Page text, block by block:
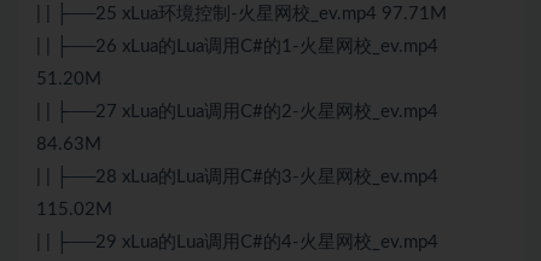
| | ├──25 xLua环境控制-火星网校_ev.mp4 97.71M
| | ├──26 xLua的Lua调用C#的1-火星网校_ev.mp4
51.20M
| | ├──27 xLua的Lua调用C#的2-火星网校_ev.mp4
84.63M
| | ├──28 xLua的Lua调用C#的3-火星网校_ev.mp4
115.02M
| | ├──29 xLua的Lua调用C#的4-火星网校_ev.mp4